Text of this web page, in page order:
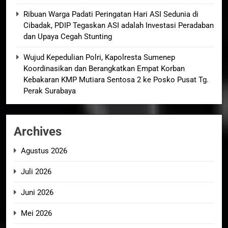
Ribuan Warga Padati Peringatan Hari ASI Sedunia di
Cibadak, PDIP Tegaskan ASI adalah Investasi Peradaban
dan Upaya Cegah Stunting
Wujud Kepedulian Polri, Kapolresta Sumenep
Koordinasikan dan Berangkatkan Empat Korban
Kebakaran KMP Mutiara Sentosa 2 ke Posko Pusat Tg.
Perak Surabaya
Archives
Agustus 2026
Juli 2026
Juni 2026
Mei 2026